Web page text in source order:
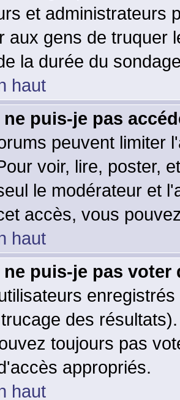
et administrateurs
aux gens de truquer
la durée du
haut
puis-je pas
peuvent limiter
voir, lire, poster,
le modérateur et
accès, vous
haut
puis-je pas voter
des
toujours pas
appropriés.
haut